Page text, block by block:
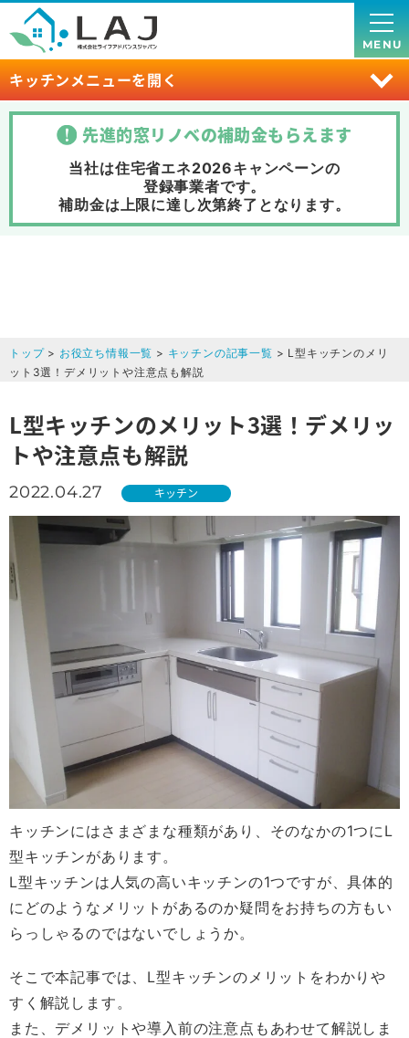
キッチンメニューを開く
MENU
先進的窓リノベの補助金もらえます
当社は住宅省エネ2026キャンペーンの
登録事業者です。
補助金は上限に達し次第終了 となります。
トップ> お役立ち情報一覧 > キッチンの記事一覧 > L型キッチンのメリ
ット3選！デメリットや注意点も解説
L型キッチンのメリット3選！デメリッ
トや注意点も解説
2022.04.27 キッチン
キッチンにはさまざまな種類があり、そのなかの1つにL
型キッチンがあります。
L型キッチンは人気の高いキッチンの1つですが、具体的
にどのようなメリットがあるのか疑問をお持ちの方もい
らっしゃるのではないでしょうか。
そこで本記事では、L型キッチンのメリットをわかりや
すく解説します。
また、デメリットや導入前の注意点もあわせて解説しま